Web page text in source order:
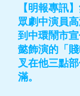
【明報專訊
眾劇中演員
到中環鬧市
懿飾演的「
叉在他三點
滿。